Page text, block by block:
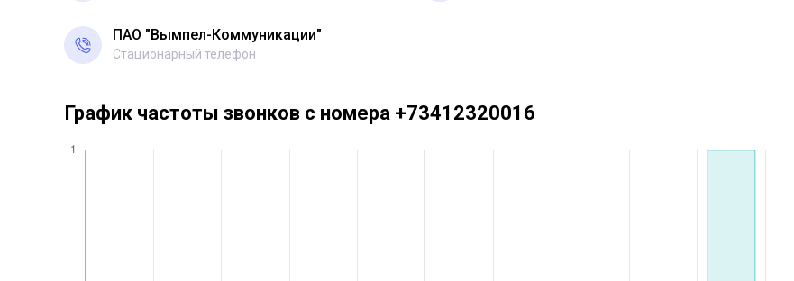
ПАО "Вымпел-Коммуникации"
Стационарный телефон
График частоты звонков с номера +73412320016